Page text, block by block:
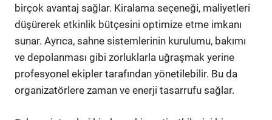
birçok avantaj sağlar. Kiralama seçeneği, maliyetleri
düşürerek etkinlik bütçesini optimize etme imkanı
sunar. Ayrıca, sahne sistemlerinin kurulumu, bakımı
ve depolanması gibi zorluklarla uğraşmak yerine
profesyonel ekipler tarafından yönetilebilir. Bu da
organizatörlere zaman ve enerji tasarrufu sağlar.